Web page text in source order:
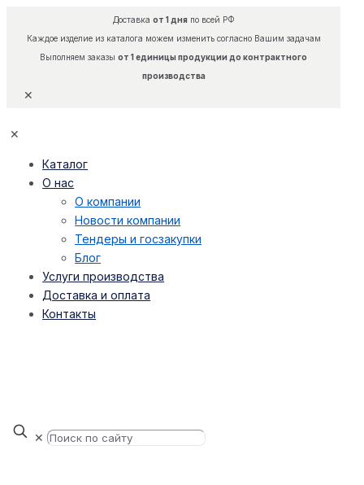
Доставка от 1 дняпо всей РФ
Каждое изделие из каталога можем изменить согласно Вашим задачам
Выполняем заказы от 1 единицы продукции до контрактного
производства
✕
✕
Каталог
О нас
О компании
Новости компании
Тендеры и госзакупки
Блог
Услуги производства
Доставка и оплата
Контакты
✕